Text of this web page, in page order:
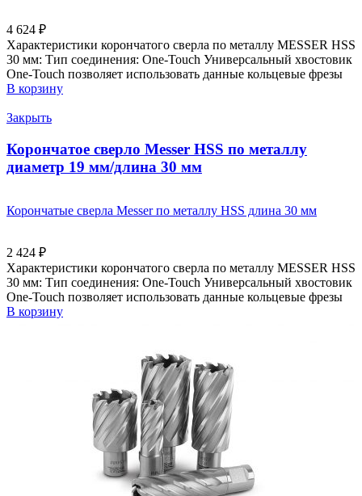
4 624 ₽
Характеристики корончатого сверла по металлу MESSER HSS
30 мм: Тип соединения: One-Touch Универсальный хвостовик
Оne-Touch позволяет использовать данные кольцевые фрезы
В корзину
Закрыть
Корончатое сверло Messer HSS по металлу
диаметр 19 мм/длина 30 мм
Корончатые сверла Messer по металлу HSS длина 30 мм
2 424 ₽
Характеристики корончатого сверла по металлу MESSER HSS
30 мм: Тип соединения: One-Touch Универсальный хвостовик
Оne-Touch позволяет использовать данные кольцевые фрезы
В корзину